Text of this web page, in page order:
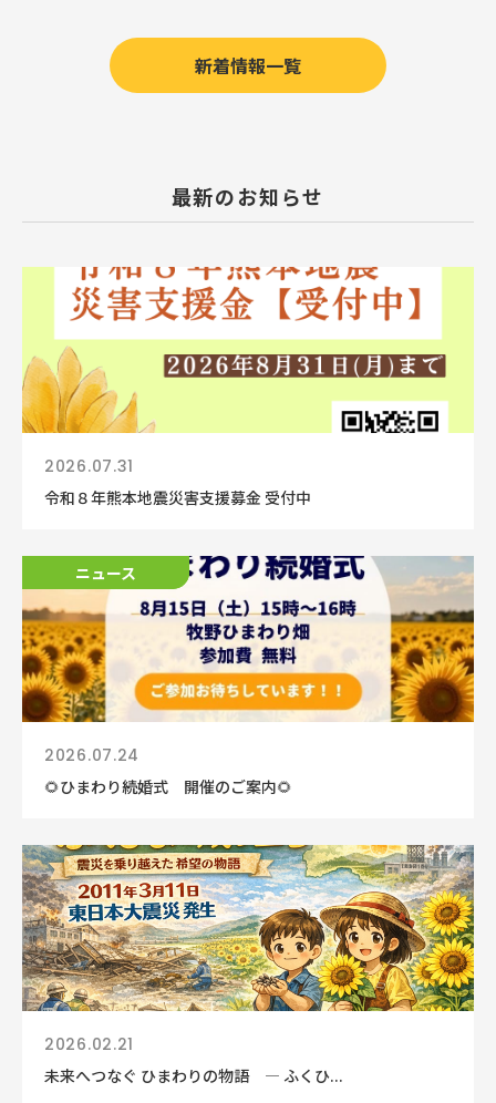
新着情報一覧
最新のお知らせ
2026.07.31
令和８年熊本地震災害支援募金 受付中
ニュース
ニュース
2026.07.24
🌻ひまわり続婚式 開催のご案内🌻
2026.02.21
未来へつなぐ ひまわりの物語 ― ふくひ...